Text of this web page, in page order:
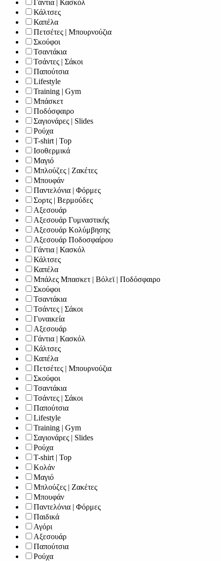
Γάντια | Κασκόλ
Κάλτσες
Καπέλα
Πετσέτες | Μπουρνούζια
Σκούφοι
Τσαντάκια
Τσάντες | Σάκοι
Παπούτσια
Lifestyle
Training | Gym
Μπάσκετ
Ποδόσφαιρο
Σαγιονάρες | Slides
Ρούχα
T-shirt | Top
Ισοθερμικά
Μαγιό
Μπλούζες | Ζακέτες
Μπουφάν
Παντελόνια | Φόρμες
Σορτς | Βερμούδες
Αξεσουάρ
Αξεσουάρ Γυμναστικής
Αξεσουάρ Κολύμβησης
Αξεσουάρ Ποδοσφαίρου
Γάντια | Κασκόλ
Κάλτσες
Καπέλα
Μπάλες Μπασκετ | Βόλεϊ | Ποδόσφαιρο
Σκούφοι
Τσαντάκια
Τσάντες | Σάκοι
Γυναικεία
Αξεσουάρ
Γάντια | Κασκόλ
Κάλτσες
Καπέλα
Πετσέτες | Μπουρνούζια
Σκούφοι
Τσαντάκια
Τσάντες | Σάκοι
Παπούτσια
Lifestyle
Training | Gym
Σαγιονάρες | Slides
Ρούχα
T-shirt | Top
Κολάν
Μαγιό
Μπλούζες | Ζακέτες
Μπουφάν
Παντελόνια | Φόρμες
Παιδικά
Αγόρι
Αξεσουάρ
Παπούτσια
Ρούχα